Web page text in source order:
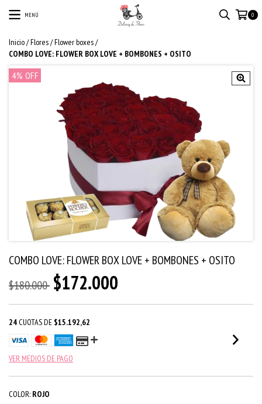
MENÚ 0
Inicio/Flores/Flower boxes/
COMBO LOVE: FLOWER BOX LOVE + BOMBONES + OSITO
4% OFF
COMBO LOVE: FLOWER BOX LOVE + BOMBONES + OSITO
$180.000 $172.000
24 CUOTAS DE $15.192,62
VER MEDIOS DE PAGO
COLOR: ROJO